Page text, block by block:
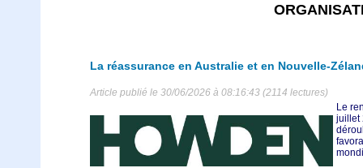
La réassurance en Australie et en Nouvelle-
Article publié le 30/06/2026 à 08:16:43 (2114 lectures)
Le
juillet